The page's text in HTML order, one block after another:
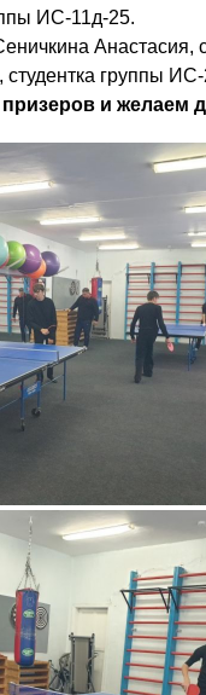
ИС-11д-25.
Анастасия,
группы
и желаем